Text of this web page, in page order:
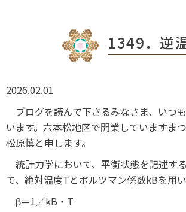
1349．逆
2026.02.01
ブログを読んで下さるみなさま、いつ
います。六本松地区で開業していますま
松原慎と申します。
統計力学において、平衡状態を記述す
で、絶対温度Tとボルツマン係数kBを用
β＝1／kB・T